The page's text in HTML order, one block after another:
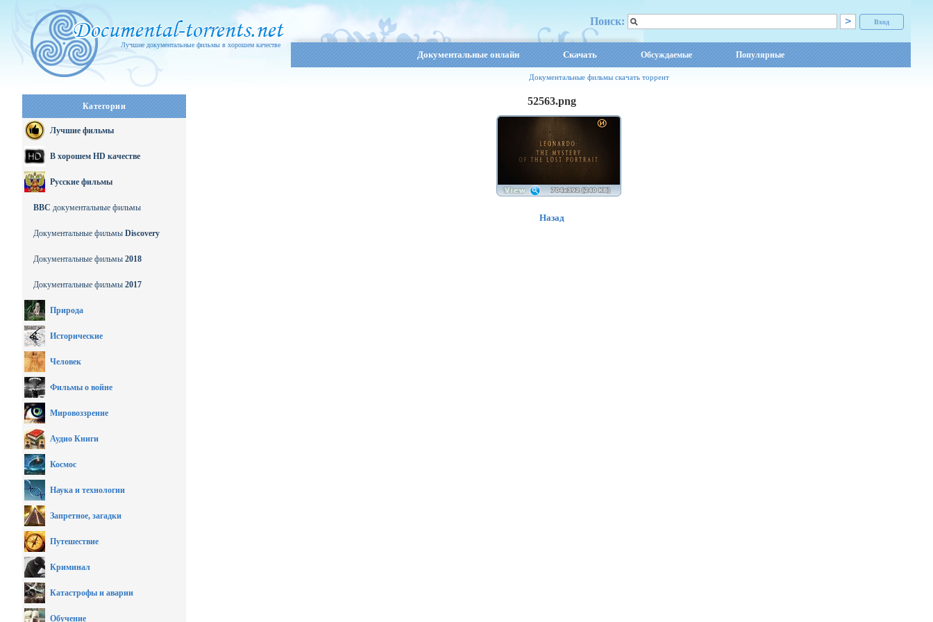
Лучшие документальные фильмы в хорошем качестве
Вход
Поиск:
Документальные онлайн Скачать Обсуждаемые Популярные
Документальные фильмы скачать торрент
Категории
Лучшие фильмы
В хорошем HD качестве
Русские фильмы
BBC документальные фильмы
Документальные фильмы Discovery
Документальные фильмы 2018
Документальные фильмы 2017
Природа
Исторические
Человек
Фильмы о войне
Мировоззрение
Аудио Книги
Космос
Наука и технологии
Запретное, загадки
Путешествие
Криминал
Катастрофы и аварии
Обучение
52563.png
Назад